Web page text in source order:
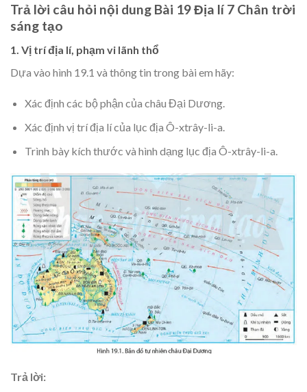
Trả lời câu hỏi nội dung Bài 19 Địa lí 7 Chân trời
sáng tạo
1. Vị trí địa lí, phạm vi lãnh thổ
Dựa vào hình 19.1 và thông tin trong bài em hãy:
Xác định các bộ phận của châu Đại Dương.
Xác định vị trí địa lí của lục địa Ô-xtrây-li-a.
Trình bày kích thước và hình dạng lục địa Ô-xtrây-li-a.
Trả lời: